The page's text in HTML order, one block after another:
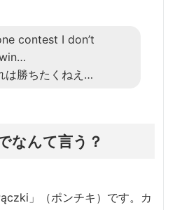
contest I don’t
は勝ちたくねえ…
なんて言う？
」（ポンチキ）です。カ